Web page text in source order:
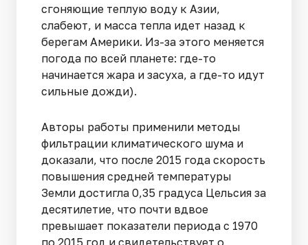
сгоняющие теплую воду к Азии,
слабеют, и масса тепла идет назад к
берегам Америки. Из-за этого меняется
погода по всей планете: где-то
начинается жара и засуха, а где-то идут
сильные дожди).
Авторы работы применили методы
фильтрации климатического шума и
доказали, что после 2015 года скорость
повышения средней температуры
Земли достигла 0,35 градуса Цельсия за
десятилетие, что почти вдвое
превышает показатели периода с 1970
по 2015 год и свидетельствует о